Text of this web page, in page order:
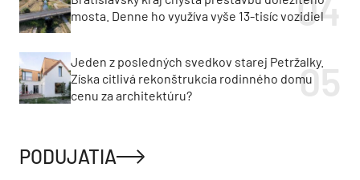
mosta. Denne ho využíva vyše 13-tisíc vozidiel
Jeden z posledných svedkov starej Petržalky.
Získa citlivá rekonštrukcia rodinného domu
cenu za architektúru?
PODUJATIA